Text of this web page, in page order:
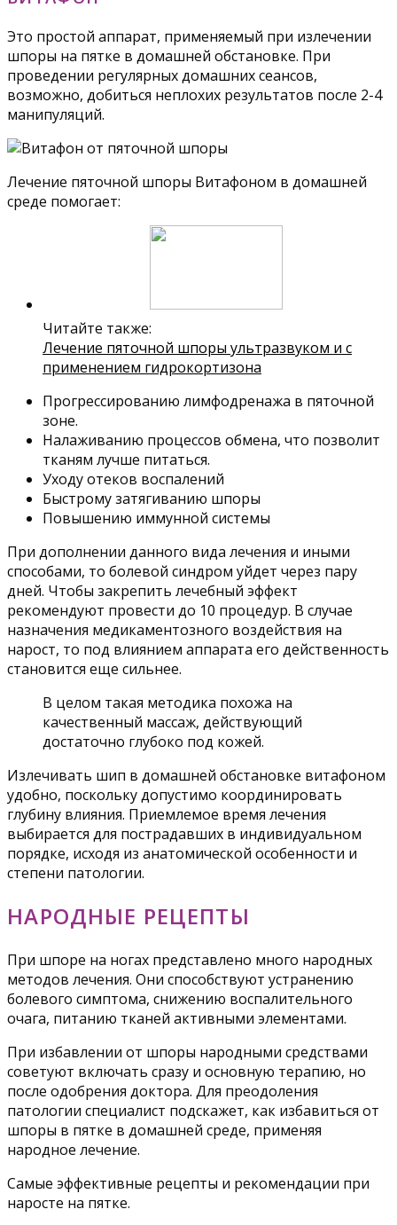
Это простой аппарат, применяемый при излечении
шпоры на пятке в домашней обстановке. При
проведении регулярных домашних сеансов,
возможно, добиться неплохих результатов после 2-4
манипуляций.
Лечение пяточной шпоры Витафоном в домашней
среде помогает:
Читайте также:
Лечение пяточной шпоры ультразвуком и с
применением гидрокортизона
Прогрессированию лимфодренажа в пяточной
зоне.
Налаживанию процессов обмена, что позволит
тканям лучше питаться.
Уходу отеков воспалений
Быстрому затягиванию шпоры
Повышению иммунной системы
При дополнении данного вида лечения и иными
способами, то болевой синдром уйдет через пару
дней. Чтобы закрепить лечебный эффект
рекомендуют провести до 10 процедур. В случае
назначения медикаментозного воздействия на
нарост, то под влиянием аппарата его действенность
становится еще сильнее.
В целом такая методика похожа на
качественный массаж, действующий
достаточно глубоко под кожей.
Излечивать шип в домашней обстановке витафоном
удобно, поскольку допустимо координировать
глубину влияния. Приемлемое время лечения
выбирается для пострадавших в индивидуальном
порядке, исходя из анатомической особенности и
степени патологии.
НАРОДНЫЕ РЕЦЕПТЫ
При шпоре на ногах представлено много народных
методов лечения. Они способствуют устранению
болевого симптома, снижению воспалительного
очага, питанию тканей активными элементами.
При избавлении от шпоры народными средствами
советуют включать сразу и основную терапию, но
после одобрения доктора. Для преодоления
патологии специалист подскажет, как избавиться от
шпоры в пятке в домашней среде, применяя
народное лечение.
Самые эффективные рецепты и рекомендации при
наросте на пятке.